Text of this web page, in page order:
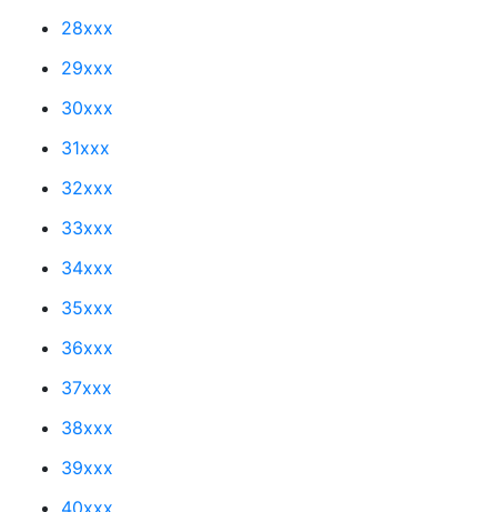
28xxx
29xxx
30xxx
31xxx
32xxx
33xxx
34xxx
35xxx
36xxx
37xxx
38xxx
39xxx
40xxx